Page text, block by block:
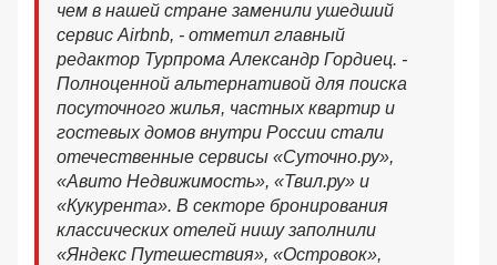
чем в нашей стране заменили ушедший
сервис Airbnb, - отметил главный
редактор Турпрома Александр Гордиец. -
Полноценной альтернативой для поиска
посуточного жилья, частных квартир и
гостевых домов внутри России стали
отечественные сервисы «Суточно.ру»,
«Авито Недвижимость», «Твил.ру» и
«Кукурента». В секторе бронирования
классических отелей нишу заполнили
«Яндекс Путешествия», «Островок»,